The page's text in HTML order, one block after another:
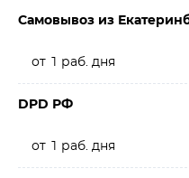
Самовывоз из
от 1 раб. дня
DPD РФ
от 1 раб. дня